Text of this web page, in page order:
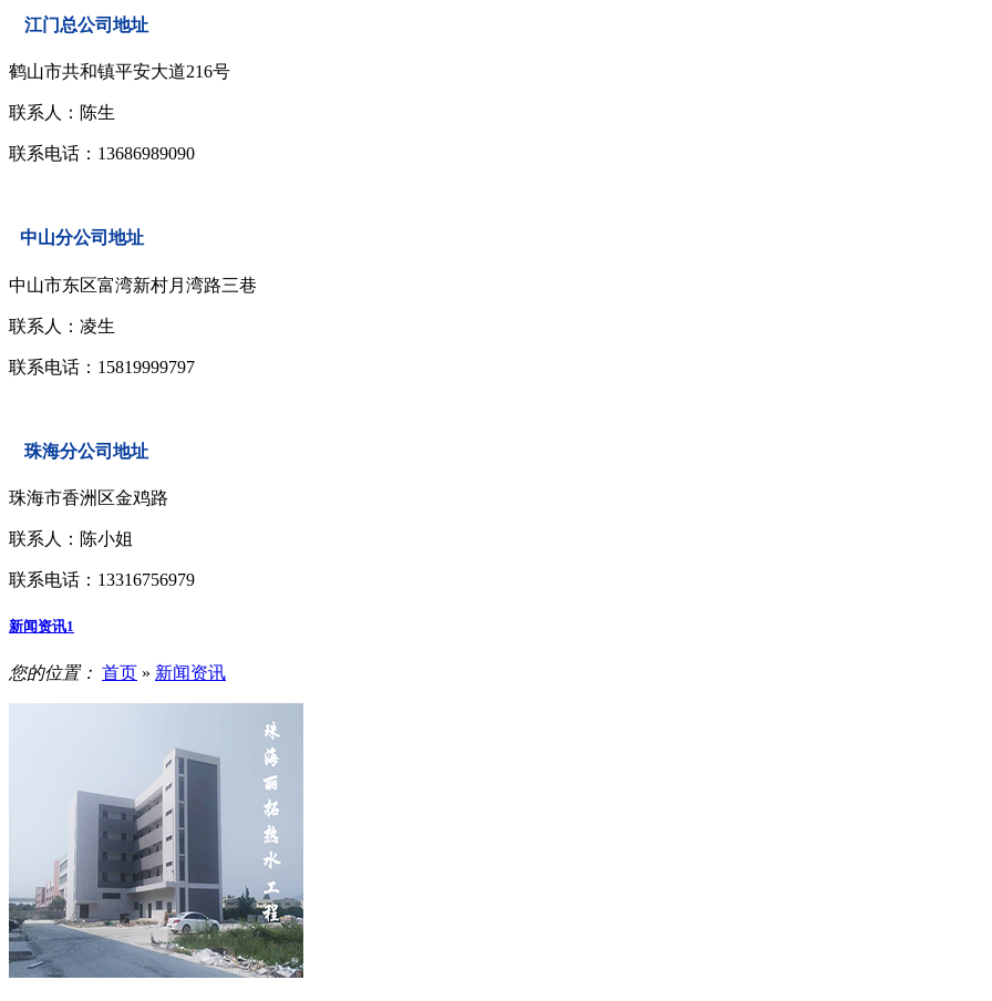
江门总公司地址
鹤山市共和镇平安大道216号
联系人：陈生
联系电话：13686989090
中山分公司地址
中山市东区富湾新村月湾路三巷
联系人：凌生
联系电话：15819999797
珠海分公司地址
珠海市香洲区金鸡路
联系人：陈小姐
联系电话：13316756979
新闻资讯1
您的位置： 首页 » 新闻资讯